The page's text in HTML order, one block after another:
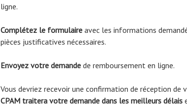
ligne.
Complétez le formulaire avec les informations
pièces justificatives nécessaires.
Envoyez votre demande de remboursement en ligne.
Vous devriez recevoir une confirmation de réception de
CPAM traitera votre demande dans les meilleurs délais